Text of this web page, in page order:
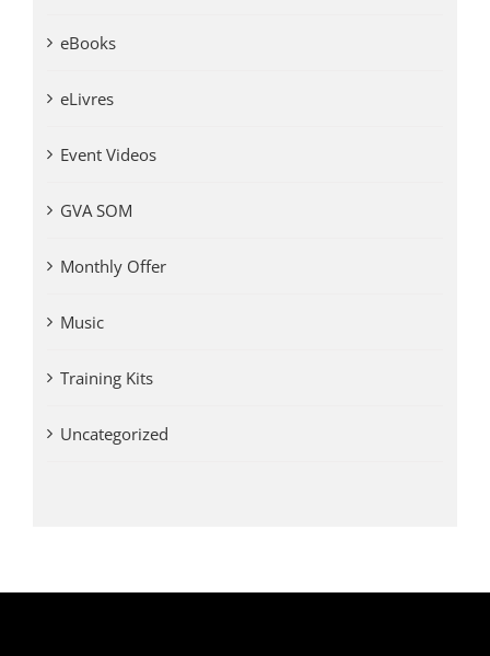
eBooks
eLivres
Event Videos
GVA SOM
Monthly Offer
Music
Training Kits
Uncategorized